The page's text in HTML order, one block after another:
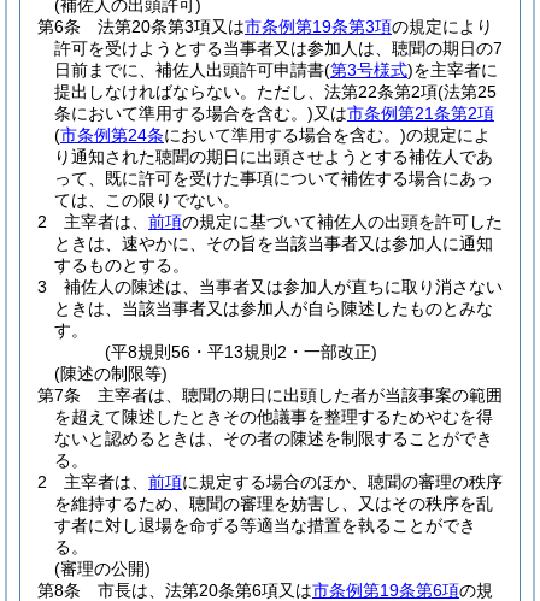
(補佐人の出頭許可)
第6条
法第20条第3項又は市条例第19条第3項の規定により
許可を受けようとする当事者又は参加人は、聴聞の期日の7
日前までに、補佐人出頭許可申請書(第3号様式)を主宰者に
提出しなければならない。 ただし、法第22条第2項(法第25
条において準用する場合を含む。)又は市条例第21条第2項
(市条例第24条において準用する場合を含む。)の規定によ
り通知された聴聞の期日に出頭させようとする補佐人であ
って、既に許可を受けた事項について補佐する場合にあっ
ては、この限りでない。
2
主宰者は、 前項の規定に基づいて補佐人の出頭を許可した
ときは、速やかに、その旨を当該当事者又は参加人に通知
するものとする。
3
補佐人の陳述は、当事者又は参加人が直ちに取り消さない
ときは、当該当事者又は参加人が自ら陳述したものとみな
す。
(平8規則56・平13規則2・一部改正)
(陳述の制限等)
第7条
主宰者は、聴聞の期日に出頭した者が当該事案の範囲
を超えて陳述したときその他議事を整理するためやむを得
ないと認めるときは、その者の陳述を制限することができ
る。
2
主宰者は、 前項に規定する場合のほか、聴聞の審理の秩序
を維持するため、聴聞の審理を妨害し、又はその秩序を乱
す者に対し退場を命ずる等適当な措置を執ることができ
る。
(審理の公開)
第8条
市長は、法第20条第6項又は市条例第19条第6項の規